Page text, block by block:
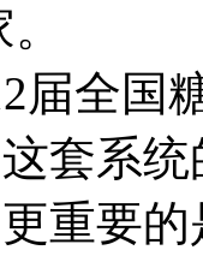
届全国
套系
重要